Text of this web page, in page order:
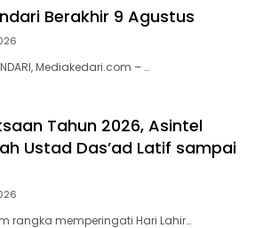
Berakhir 9 Agustus
Mediakedari.com – …
Tahun 2026, Asintel
Ustad Das’ad Latif sampai
rangka memperingati Hari Lahir…